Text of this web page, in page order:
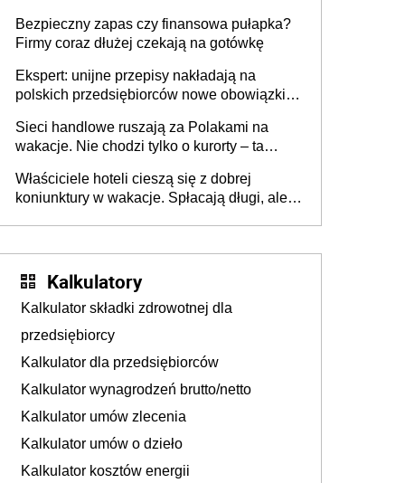
Bezpieczny zapas czy finansowa pułapka?
Firmy coraz dłużej czekają na gotówkę
Ekspert: unijne przepisy nakładają na
polskich przedsiębiorców nowe obowiązki w
Sieci handlowe ruszają za Polakami na
wakacje. Nie chodzi tylko o kurorty – ta
tam, gdzie wielu spędzi urlop po cichu
Właściciele hoteli cieszą się z dobrej
koniunktury w wakacje. Spłacają długi, ale
Kalkulatory
Kalkulator składki zdrowotnej dla
przedsiębiorcy
Kalkulator dla przedsiębiorców
Kalkulator wynagrodzeń brutto/netto
Kalkulator umów zlecenia
Kalkulator umów o dzieło
Kalkulator kosztów energii